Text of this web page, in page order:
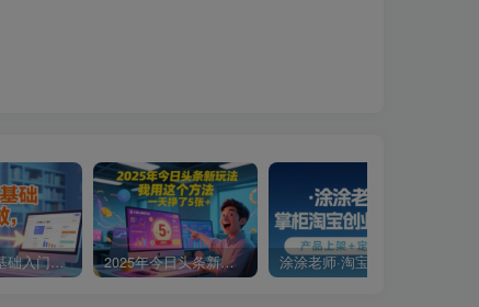
小说推文0基础入门教程，0粉就可做，快速上手 2025年今日头条新玩法，我用这个方法，一天挣了5张+